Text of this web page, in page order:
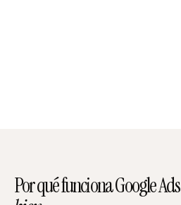
Por qué funciona Google Ads